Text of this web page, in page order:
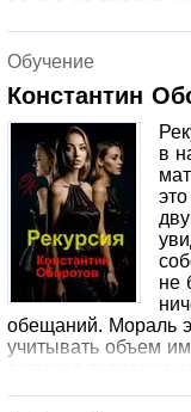
что такое "качать
крайне редко, я и
Из контекста
предположить, что
проникновение на
местного
Обучение
Константин
в
не
обещаний. Мораль
учитывать объем
включая терпение